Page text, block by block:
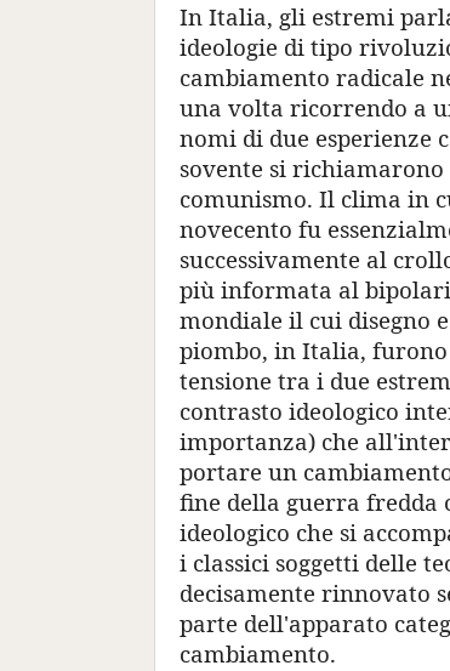
In Italia, gli estremi
ideologie di tipo
cambiamento radicale
una volta ricorrendo a
nomi di due esperienze
sovente si
comunismo. Il clima in
novecento fu
successivamente al
più informata al
mondiale il cui disegno
piombo, in Italia,
tensione tra i due
contrasto ideologico
importanza) che
portare un
fine della guerra fredda
ideologico che si
i classici soggetti delle
decisamente rinnovato
parte dell'apparato
cambiamento.